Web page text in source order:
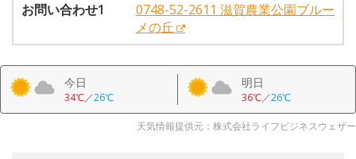
お問い合わせ1
0748-52-2611 滋賀農業公園ブルー
メの丘
今日
34℃／26℃
明日
36℃／26℃
天気情報提供元：株式会社ライフビジネスウェザー